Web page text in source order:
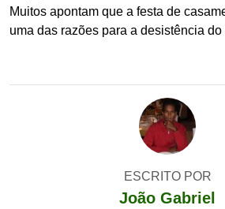
Muitos apontam que a festa de
uma das razões para a desistência
ESCRITO POR
João Gabriel